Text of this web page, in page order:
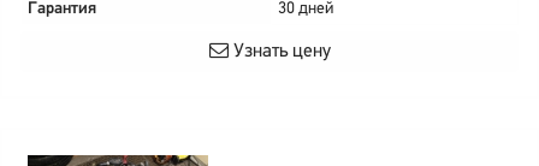
Гарантия 30 дней
Узнать цену